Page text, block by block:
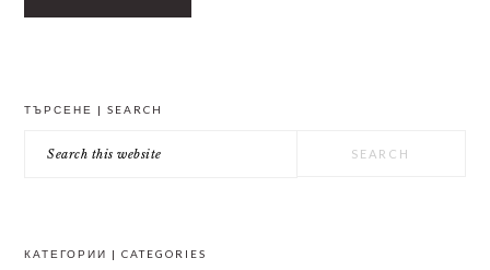
ТЪРСЕНЕ | SEARCH
this
КАТЕГОРИИ | CATEGORIES